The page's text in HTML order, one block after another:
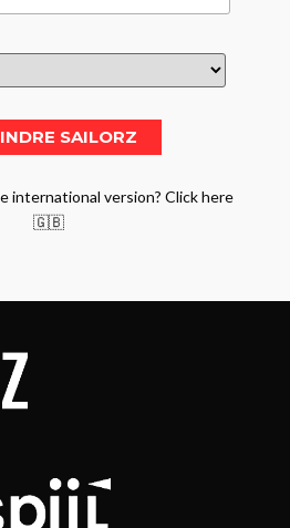
version? Click here
🇬🇧